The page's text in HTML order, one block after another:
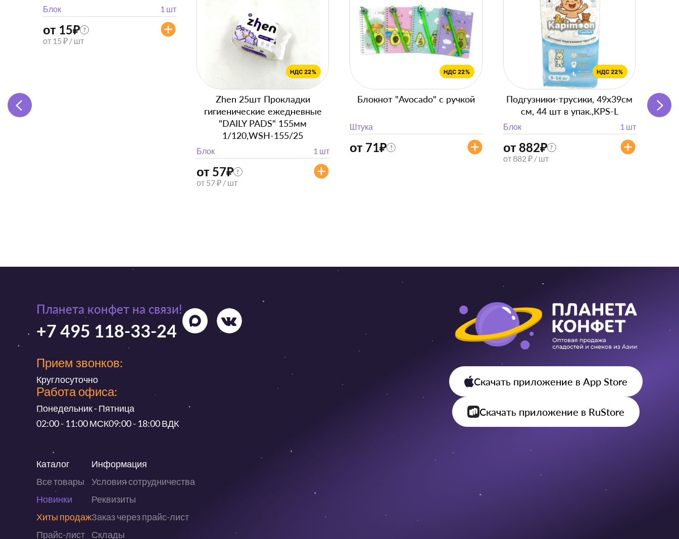
Блок 1 шт
от 15₽ ?
от 15 ₽ / шт
Zhen 25шт Прокладки
гигиенические ежедневные
"DAILY PADS" 155мм
1/120,WSH-155/25
Блок 1 шт
от 57₽ ?
от 57 ₽ / шт
Блокнот "Avocado" с ручкой
Штука
от 71₽ ?
Подгузники-трусики, 49x39см
см, 44 шт в упак.,KPS-L
Блок 1 шт
от 882₽ ?
от 882 ₽ / шт
Планета конфет на связи!
+7 495 118-33-24
Прием звонков:
Круглосуточно
Работа офиса:
Понедельник - Пятница
02:00 - 11:00 МСК09:00 - 18:00 ВДК
Каталог
Все товары
Новинки
Хиты продаж
Прайс-лист
Информация
Условия сотрудничества
Реквизиты
Заказ через прайс-лист
Склады
Скачать приложение в App Store
Скачать приложение в RuStore